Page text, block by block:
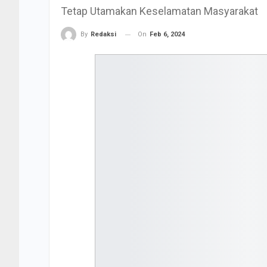
Tetap Utamakan Keselamatan Masyarakat
By Redaksi On Feb 6, 2024